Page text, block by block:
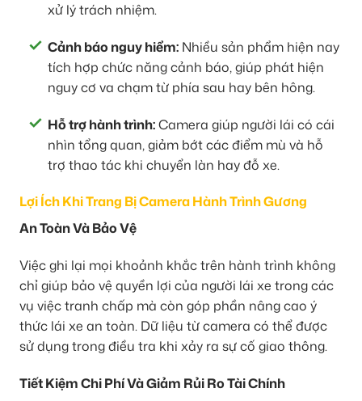
xử lý trách nhiệm.
Cảnh báo nguy hiểm: Nhiều sản phẩm hiện nay
tích hợp chức năng cảnh báo, giúp phát hiện
nguy cơ va chạm từ phía sau hay bên hông.
Hỗ trợ hành trình:Camera giúp người lái có cái
nhìn tổng quan, giảm bớt các điểm mù và hỗ
trợ thao tác khi chuyển làn hay đỗ xe.
Lợi Ích Khi Trang Bị Camera Hành Trình Gương
An Toàn Và Bảo Vệ
Việc ghi lại mọi khoảnh khắc trên hành trình không
chỉ giúp bảo vệ quyền lợi của người lái xe trong các
vụ việc tranh chấp mà còn góp phần nâng cao ý
thức lái xe an toàn. Dữ liệu từ camera có thể được
sử dụng trong điều tra khi xảy ra sự cố giao thông.
Tiết Kiệm Chi Phí Và Giảm Rủi Ro Tài Chính